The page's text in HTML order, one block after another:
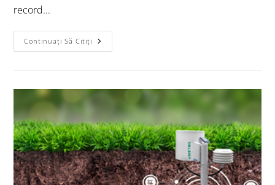
record...
Continuați Să Citiți